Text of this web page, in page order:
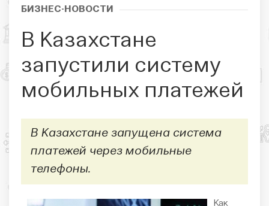
БИЗНЕС-НОВОСТИ
В Казахстане
запустили систему
мобильных платежей
В Казахстане запущена система
платежей через мобильные
телефоны.
Как